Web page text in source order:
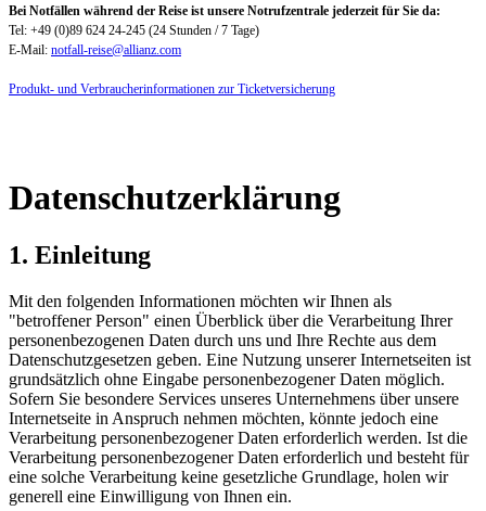
Bei Notfällen während der Reise ist unsere Notrufzentrale jederzeit für Sie da:
Tel: +49 (0)89 624 24-245 (24 Stunden / 7 Tage)
E-Mail: notfall-reise@allianz.com
Produkt- und Verbraucherinformationen zur Ticketversicherung
Datenschutzerklärung
1. Einleitung
Mit den folgenden Informationen möchten wir Ihnen als
"betroffener Person" einen Überblick über die Verarbeitung Ihrer
personenbezogenen Daten durch uns und Ihre Rechte aus dem
Datenschutzgesetzen geben. Eine Nutzung unserer Internetseiten ist
grundsätzlich ohne Eingabe personenbezogener Daten möglich.
Sofern Sie besondere Services unseres Unternehmens über unsere
Internetseite in Anspruch nehmen möchten, könnte jedoch eine
Verarbeitung personenbezogener Daten erforderlich werden. Ist die
Verarbeitung personenbezogener Daten erforderlich und besteht für
eine solche Verarbeitung keine gesetzliche Grundlage, holen wir
generell eine Einwilligung von Ihnen ein.